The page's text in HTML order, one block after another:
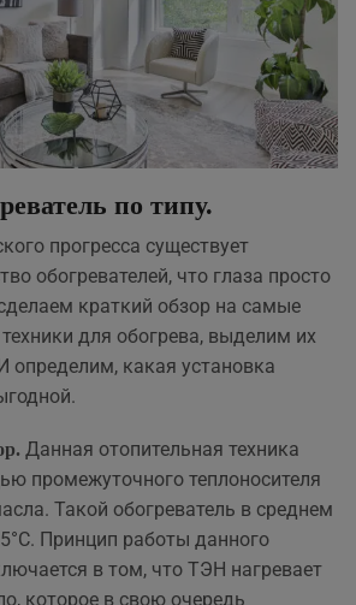
по типу.
прогресса существует
обогревателей, что глаза просто
краткий обзор на самые
для обогрева, выделим их
какая установка
Данная отопительная техника
промежуточного теплоносителя
Такой обогреватель в среднем
Принцип работы данного
в том, что ТЭН нагревает
которое в свою очередь